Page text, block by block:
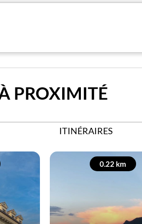
PROXIMITÉ
ITINÉRAIRES
0.22 km